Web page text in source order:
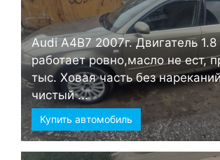
Audi А4B7 2007г. Двигатель 1.8
работает ровно,масло не ест,
тыс. Ховая часть без
чистый ...
Купить автомобиль